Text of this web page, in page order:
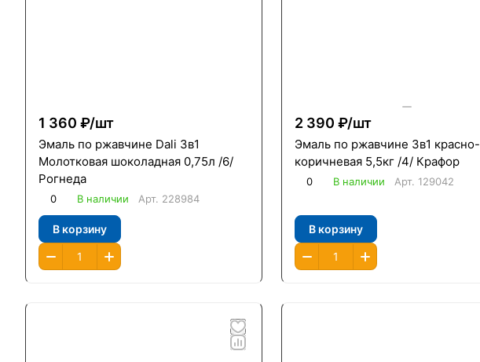
1 360 ₽/шт
Эмаль по ржавчине Dali 3в1
Молотковая шоколадная 0,75л /6/
Рогнеда
0 В наличии Арт. 228984
В корзину
2 390 ₽/шт
Эмаль по ржавчине 3в1 красно-
коричневая 5,5кг /4/ Крафор
0 В наличии Арт. 129042
В корзину